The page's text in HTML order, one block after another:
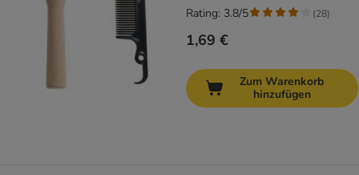
1,69 €
Rating: 3.8/5 (28)
Zum Warenkorb
hinzufügen